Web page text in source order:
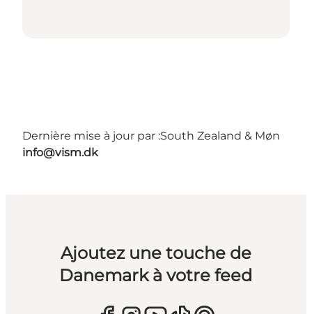
Dernière mise à jour par :South Zealand & Møn
info@vism.dk
Ajoutez une touche de
Danemark à votre feed